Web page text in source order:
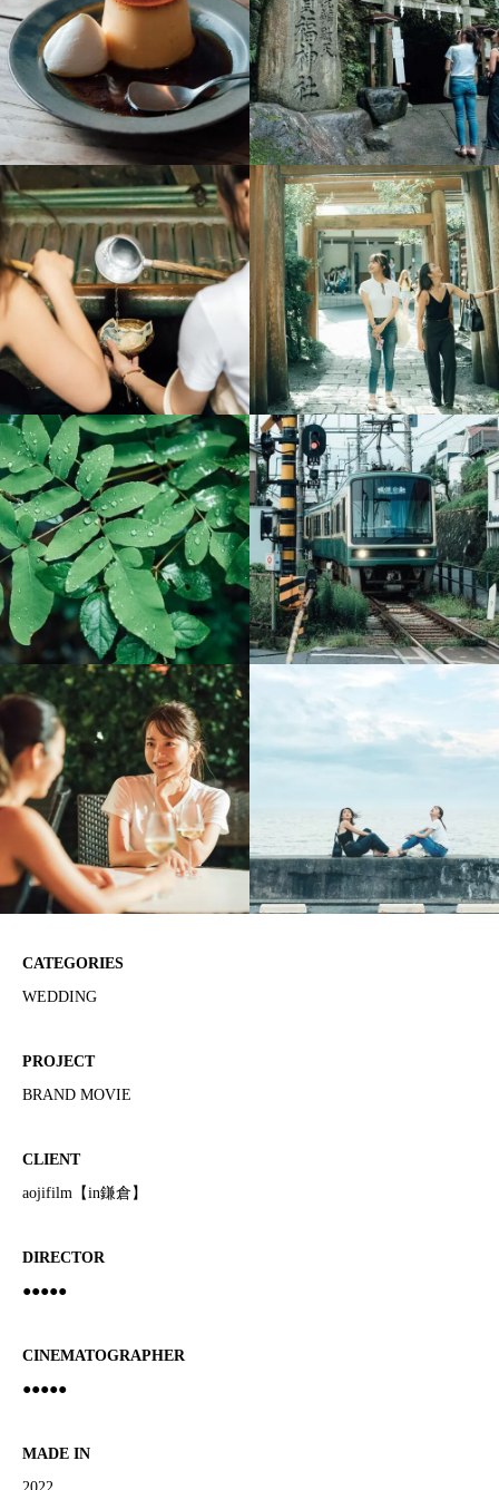
CATEGORIES
WEDDING
PROJECT
BRAND MOVIE
CLIENT
aojifilm【in鎌倉】
DIRECTOR
●●●●●
CINEMATOGRAPHER
●●●●●
MADE IN